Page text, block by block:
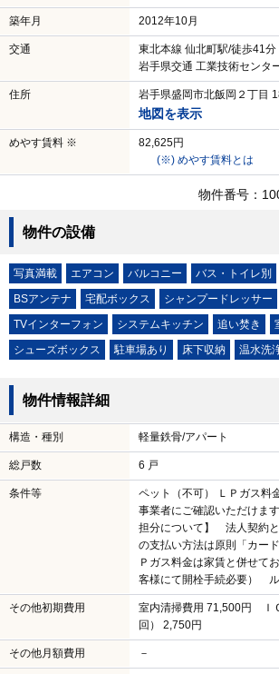
築年月 2012年10月
交通
東北本線 仙北町駅/徒歩41分
岩手県交通 工業技術センタ
住所 岩手県盛岡市北飯岡２丁目
地図を表示
めやす賃料 ※
82,625円
(※) めやす賃料とは
物件番号：
物件の設備
写真満載 エアコン バルコニー バス・トイレ別
BSアンテナ
宅配ボックス シャンプードレッサー
TVインターフォン
システムキッチン 追い焚き
シューズボックス
駐車場あり 床下収納 温水洗
物件情報詳細
構造・種別 軽量鉄骨/アパート
総戸数 6 戸
条件等
ペット（不可） ＬＰガス料
事業者にご確認いただけま
担分について】 法人契約
の支払い方法は原則「カー
Ｐガス料金は家賃と併せて
客様にて開栓手続必要） ル
その他初期費用
室内清掃費用 71,500円 Ｉ
回） 2,750円
その他月額費用 －